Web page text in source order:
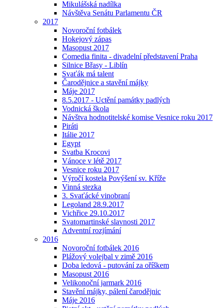
Mikulášská nadílka
Návštěva Senátu Parlamentu ČR
2017
Novoroční fotbálek
Hokejový zápas
Masopust 2017
Comedia finita - divadelní představení Praha
Silnice Břasy - Liblín
Svaťák má talent
Čarodějnice a stavění májky
Máje 2017
8.5.2017 - Uctění památky padlých
Vodnická škola
Návštva hodnotitelské komise Vesnice roku 2017
Piráti
Itálie 2017
Egypt
Svatba Krocovi
Vánoce v létě 2017
Vesnice roku 2017
Výročí kostela Povýšení sv. Kříže
Vinná stezka
3. Svaťácké vinobraní
Legoland 28.9.2017
Vichřice 29.10.2017
Svatomartinské slavnosti 2017
Adventní rozjímání
2016
Novoroční fotbálek 2016
Plážový volejbal v zimě 2016
Doba ledová - putování za oříškem
Masopust 2016
Velikonoční jarmark 2016
Stavění májky, pálení čarodějnic
Máje 2016